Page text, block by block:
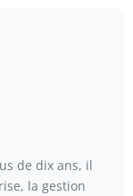
de dix ans, il
la gestion